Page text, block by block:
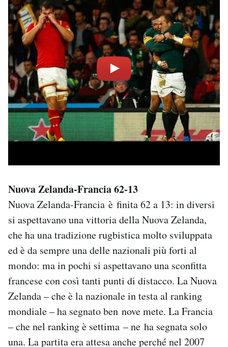
Nuova Zelanda-Francia 62-13
Nuova Zelanda-Francia è finita 62 a 13: in diversi
si aspettavano una vittoria della Nuova Zelanda,
che ha una tradizione rugbistica molto sviluppata
ed è da sempre una delle nazionali più forti al
mondo: ma in pochi si aspettavano una sconfitta
francese con così tanti punti di distacco. La Nuova
Zelanda – che è la nazionale in testa al ranking
mondiale – ha segnato ben nove mete. La Francia
– che nel ranking è settima – ne ha segnata solo
una. La partita era attesa anche perché nel 2007